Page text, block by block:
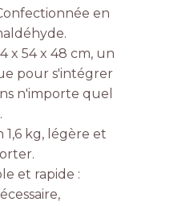
en
x 54 x 48 cm, un
pour s'intégrer
n'importe quel
1,6 kg, légère et
et rapide :